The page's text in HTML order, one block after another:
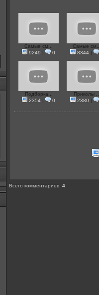
Самые см...
9249 | 0
Самые
8344 |
Подборка...
2354 | 0
Приколы
2380 |
Всего комментариев:4